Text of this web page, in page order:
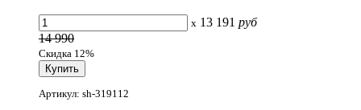
x 13 191 руб
14 990
Скидка 12%
Артикул: sh-319112